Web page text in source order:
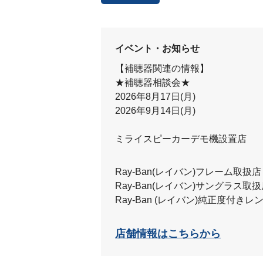
イベント・お知らせ
【補聴器関連の情報】
★補聴器相談会★
2026年8月17日(月)
2026年9月14日(月)
ミライスピーカーデモ機設置店
Ray-Ban(レイバン)フレーム取扱店
Ray-Ban(レイバン)サングラス取扱
Ray-Ban (レイバン)純正度付きレ
店舗情報はこちらから